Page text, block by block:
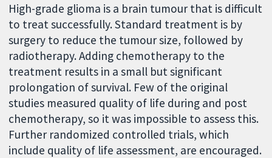
High-grade glioma is a brain tumour that is difficult
to treat successfully. Standard treatment is by
surgery to reduce the tumour size, followed by
radiotherapy. Adding chemotherapy to the
treatment results in a small but significant
prolongation of survival. Few of the original
studies measured quality of life during and post
chemotherapy, so it was impossible to assess this.
Further randomized controlled trials, which
include quality of life assessment, are encouraged.